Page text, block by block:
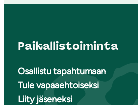
Paikallistoiminta
Osallistu tapahtumaan
Tule vapaaehtoiseksi
Liity jäseneksi